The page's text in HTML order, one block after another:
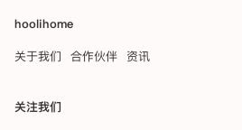
hoolihome
关于我们
合作伙伴 资讯
关注我们